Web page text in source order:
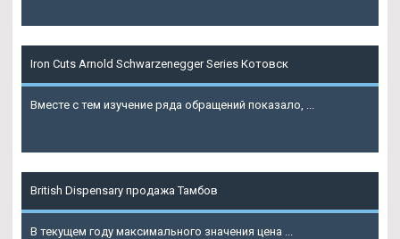
Iron Cuts Arnold Schwarzenegger Series Котовск
Вместе с тем изучение ряда обращений показало, ...
British Dispensary продажа Тамбов
В текущем году максимального значения цена ...